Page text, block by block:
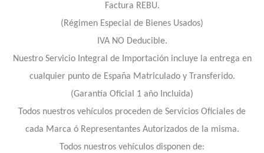
Factura REBU.
(Régimen Especial de Bienes Usados)
IVA NO Deducible.
Nuestro Servicio Integral de Importación incluye la entrega en
cualquier punto de España Matriculado y Transferido.
(Garantía Oficial 1 aňo Incluida)
Todos nuestros vehículos proceden de Servicios Oficiales de
cada Marca ó Representantes Autorizados de la misma.
Todos nuestros vehículos disponen de: